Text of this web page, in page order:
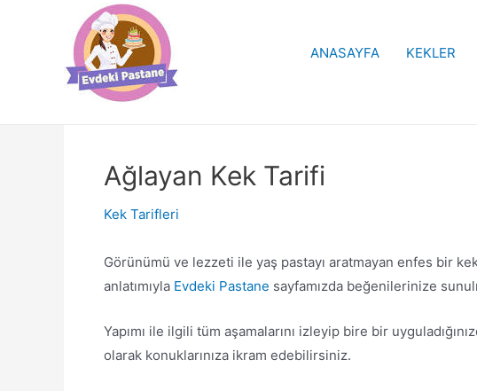
ANASAYFA
KEKLER
Ağlayan Kek Tarifi
Kek Tarifleri
Görünümü ve lezzeti ile yaş pastayı aratmayan enfes bir
anlatımıyla Evdeki Pastane sayfamızda beğenilerinize
Yapımı ile ilgili tüm aşamalarını izleyip bire bir
olarak konuklarınıza ikram edebilirsiniz.